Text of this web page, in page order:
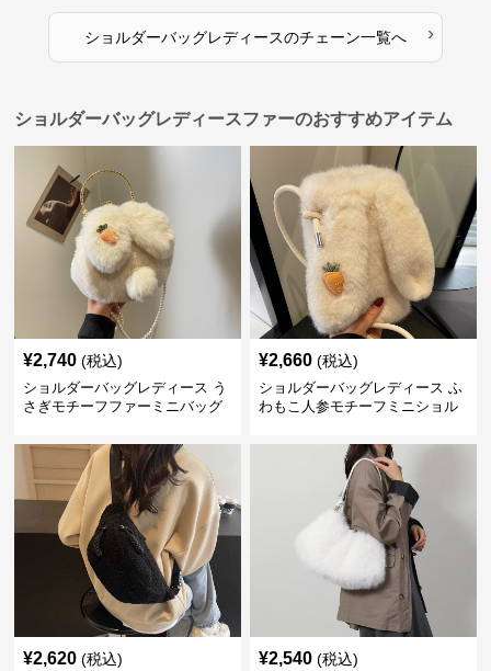
ショルダーバッグレディースのチェーン一覧へ ›
ショルダーバッグレディースファーのおすすめアイテム
¥2,740 (税込)
ショルダーバッグレディース う
さぎモチーフファーミニバッグ
¥2,660 (税込)
ショルダーバッグレディース ふ
わもこ人参モチーフミニショル
¥2,620 (税込) ¥2,540 (税込)